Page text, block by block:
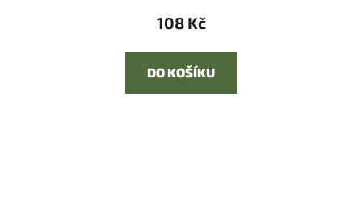
108 Kč
DO KOŠÍKU